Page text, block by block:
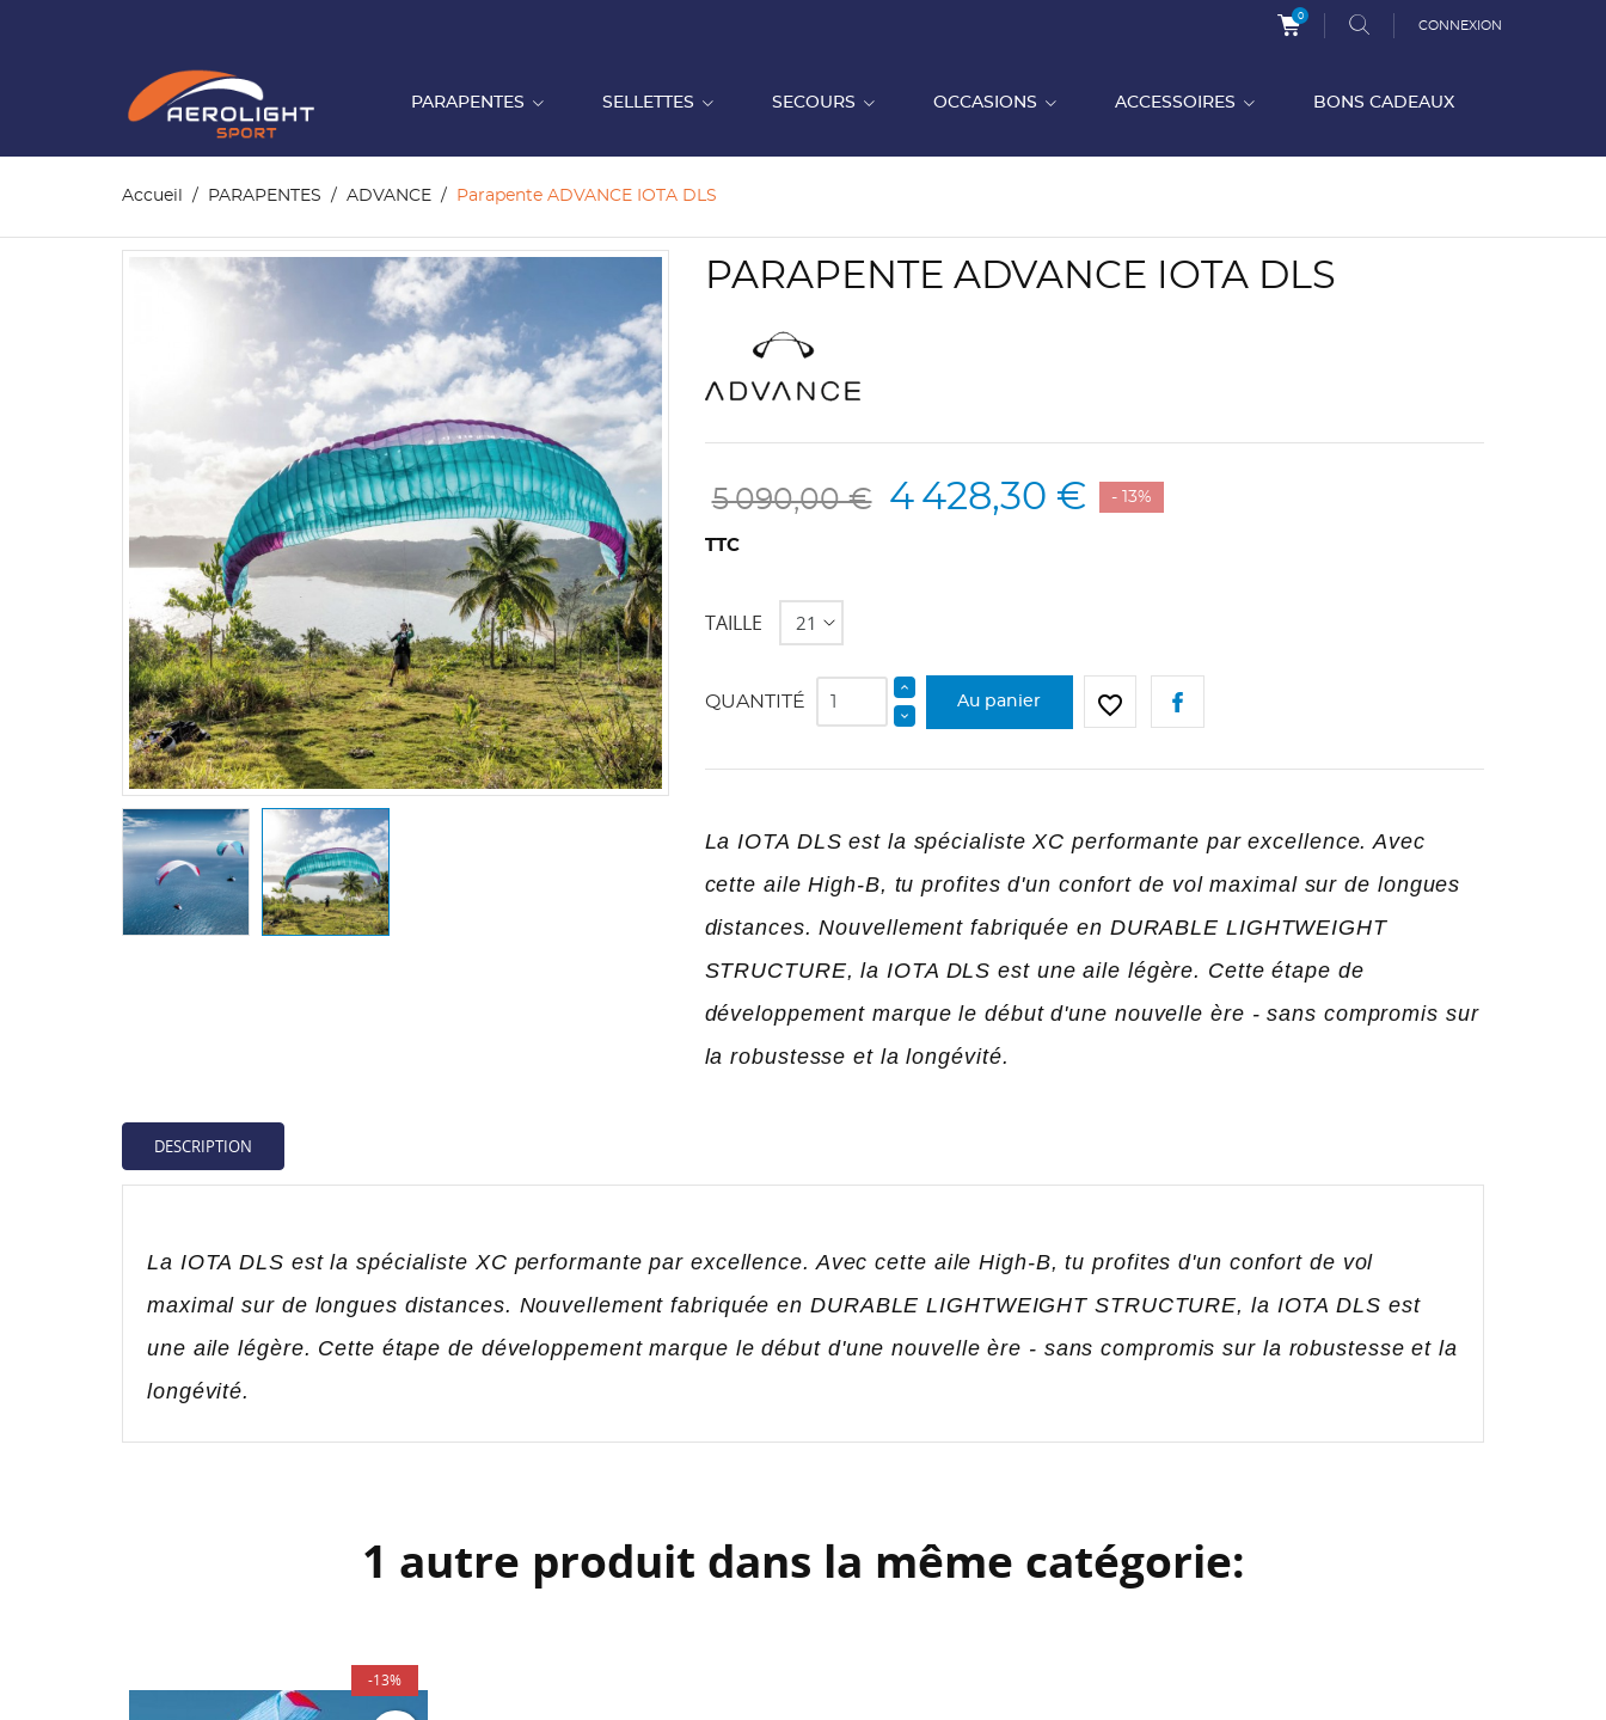
0
CONNEXION
PARAPENTES SELLETTES SECOURS OCCASIONS ACCESSOIRES BONS CADEAUX
Accueil PARAPENTES ADVANCE Parapente ADVANCE IOTA DLS
PARAPENTE ADVANCE IOTA DLS
5 090,00 € 4 428,30 € - 13%
TTC
TAILLE
QUANTITÉ Au panier favorite_border
La IOTA DLS est la spécialiste XC performante par excellence. Avec
cette aile High-B, tu profites d'un confort de vol maximal sur de longues
distances. Nouvellement fabriquée en DURABLE LIGHTWEIGHT
STRUCTURE, la IOTA DLS est une aile légère. Cette étape de
développement marque le début d'une nouvelle ère - sans compromis sur
la robustesse et la longévité.
DESCRIPTION
La IOTA DLS est la spécialiste XC performante par excellence. Avec cette aile High-B, tu profites d'un confort de vol
maximal sur de longues distances. Nouvellement fabriquée en DURABLE LIGHTWEIGHT STRUCTURE, la IOTA DLS est
une aile légère. Cette étape de développement marque le début d'une nouvelle ère - sans compromis sur la robustesse et la
longévité.
1 autre produit dans la même catégorie:
-13%
AJOUTER À MA LISTE D'ENVIES
NOM DE LA LISTE D'ENVIES
Vous devez être connecté pour ajouter des produits à votre liste
d'envies.